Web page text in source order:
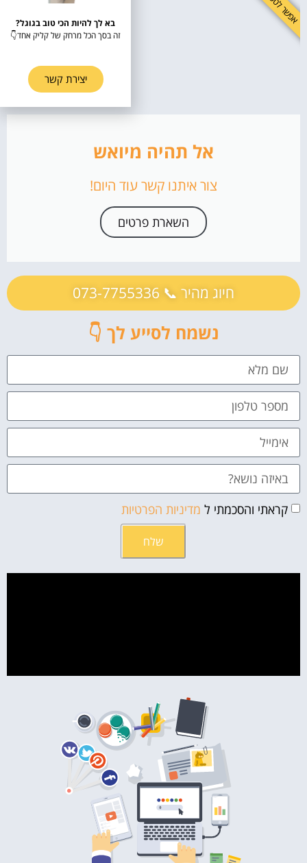
6. הדרך המהירה לפרסם את השיר באפל מיוזיק (Apple
Music)
לשפר את התדמית זה לא מותרות - זה חובה!
אל תהיה מיואש
צור איתנו קשר עוד היום!
השארת פרטים
חיוג מהיר 📞 073-7755336
נשמח לסייע לך 👇
קראתי והסכמתי ל מדיניות הפרטיות
שלח
בא לך להיות הכי טוב בגוגל?
זה בסך הכל מרחק של קליק אחד👇
יצירת קשר